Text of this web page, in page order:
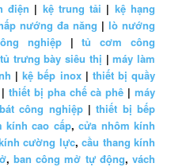
điện | kệ trung tải | kệ hạng
nướng đa năng |lò nướng
nghiệp|tủ cơm công
tủ trưng bày siêu thị |máy làm
|kệ bếp inox| thiết bị quầy
| thiết bị pha chế cà phê | máy
công nghiệp|thiết bị bếp
kính cao cấp,cửa nhôm kính
cường lực, cầu thang kính
, ban công mở tự động, vách